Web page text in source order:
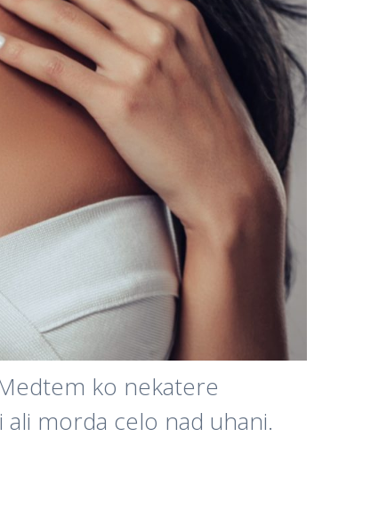
ko nekatere
morda celo nad uhani.